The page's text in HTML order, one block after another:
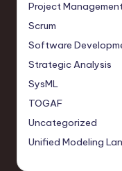
Project
Scrum
Software
Strategic Analysis
SysML
TOGAF
Uncategorized
Unified Modeling